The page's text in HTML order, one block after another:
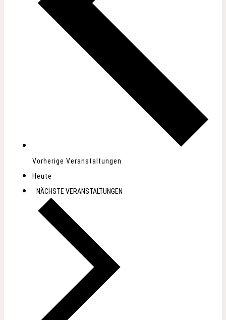
Vorherige Veranstaltungen
Heute
NÄCHSTE VERANSTALTUNGEN